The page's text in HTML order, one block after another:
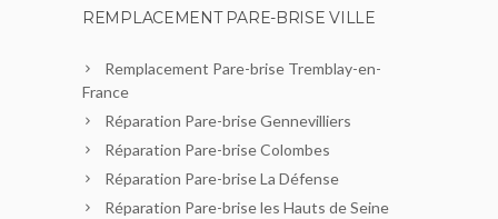
REMPLACEMENT PARE-BRISE VILLE
Remplacement Pare-brise Tremblay-en-
France
Réparation Pare-brise Gennevilliers
Réparation Pare-brise Colombes
Réparation Pare-brise La Défense
Réparation Pare-brise les Hauts de Seine